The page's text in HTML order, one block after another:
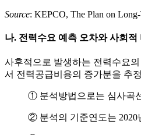
Source: KEPCO, The Plan on
나. 전력수요 예측 오차와 사회적
사후적으로 발생하는 전력수요
서 전력공급비용의 증가분을 추
① 분석방법으로는 심사곡
② 분석의 기준연도는 2020